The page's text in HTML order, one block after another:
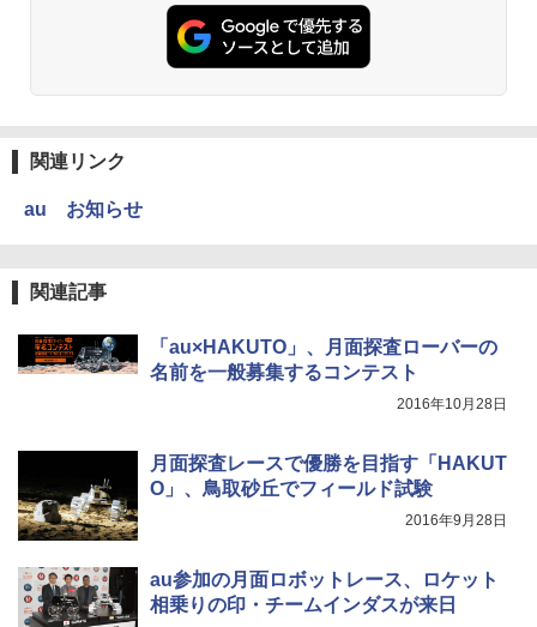
関連リンク
au お知らせ
関連記事
「au×HAKUTO」、月面探査ローバーの
名前を一般募集するコンテスト
2016年10月28日
月面探査レースで優勝を目指す「HAKUT
O」、鳥取砂丘でフィールド試験
2016年9月28日
au参加の月面ロボットレース、ロケット
相乗りの印・チームインダスが来日